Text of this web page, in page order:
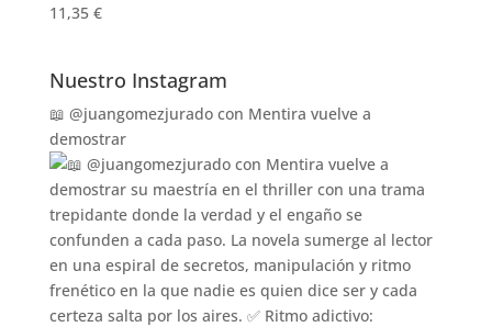
11,35 €
Nuestro Instagram
📖 @juangomezjurado con Mentira vuelve a
demostrar